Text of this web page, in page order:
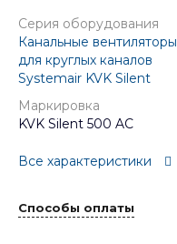
Серия оборудования
Канальные вентиляторы
для круглых каналов
Systemair KVK Silent
Маркировка
KVK Silent 500 AC
Все характеристики
Способы оплаты